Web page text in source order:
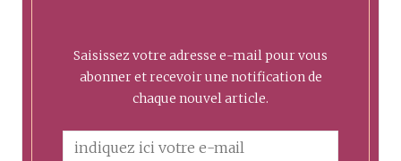
Saisissez votre adresse e-mail pour vous
abonner et recevoir une notification de
chaque nouvel article.